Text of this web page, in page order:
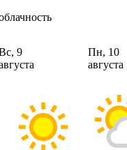
9
Пн, 10
августа